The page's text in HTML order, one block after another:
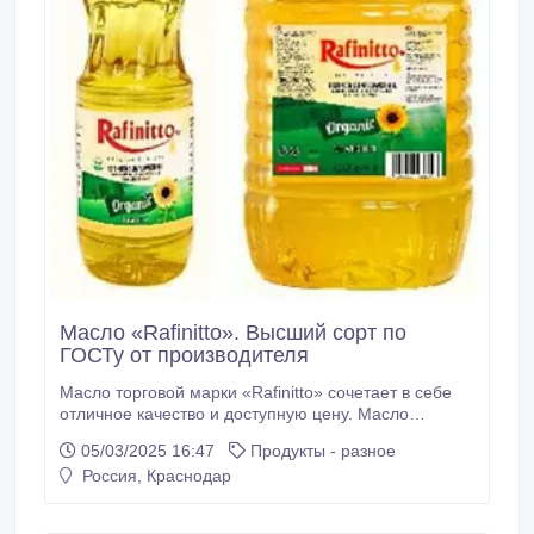
Масло «Rafinitto». Высший сорт по
ГОСТу от производителя
Масло торговой марки «Rafinitto» сочетает в себе
отличное качество и доступную цену. Масло
экономии. Масло «Rafinitto» может быть
использовано для выпечки, жарки, салатов.
05/03/2025 16:47
Продукты - разное
Россия, Краснодар